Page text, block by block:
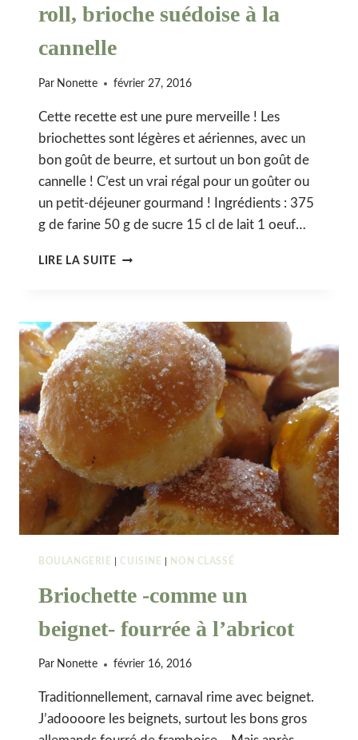
roll, brioche suédoise à la
cannelle
Par Nonette février 27, 2016
Cette recette est une pure merveille ! Les
briochettes sont légères et aériennes, avec un
bon goût de beurre, et surtout un bon goût de
cannelle ! C’est un vrai régal pour un goûter ou
un petit-déjeuner gourmand ! Ingrédients : 375
g de farine 50 g de sucre 15 cl de lait 1 oeuf…
LIRE LA SUITEKANELBULLAR
BRIOCHE
SUÉDOISE
À
LA
CANNELLE
BOULANGERIE CUISINE NON CLASSÉ
Briochette -comme un
beignet- fourrée à l’abricot
Par Nonette février 16, 2016
Traditionnellement, carnaval rime avec beignet.
J’adoooore les beignets, surtout les bons gros